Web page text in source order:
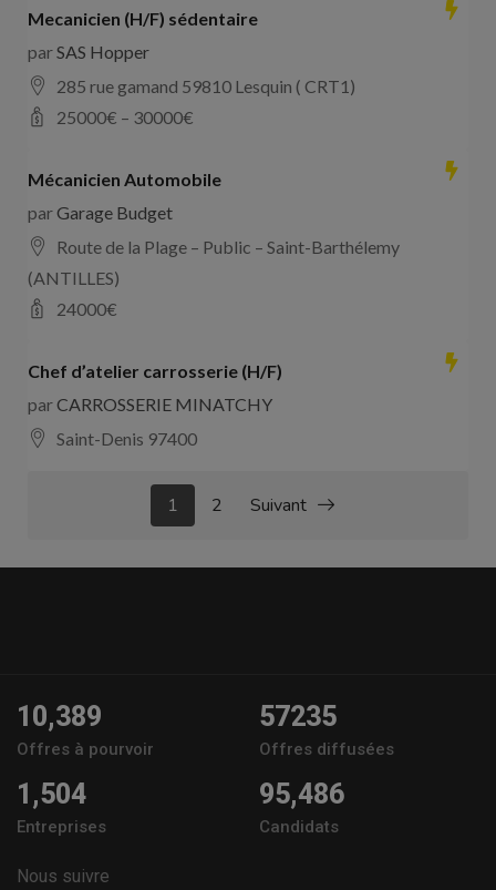
Mecanicien (H/F) sédentaire
parSAS Hopper
285 rue gamand 59810 Lesquin ( CRT1)
25000€ – 30000€
Mécanicien Automobile
parGarage Budget
Route de la Plage – Public – Saint-Barthélemy
(ANTILLES)
24000€
Chef d’atelier carrosserie (H/F)
parCARROSSERIE MINATCHY
Saint-Denis 97400
1 2 Suivant
10,389
Offres à pourvoir
57235
Offres diffusées
1,504
Entreprises
95,486
Candidats
Nous suivre